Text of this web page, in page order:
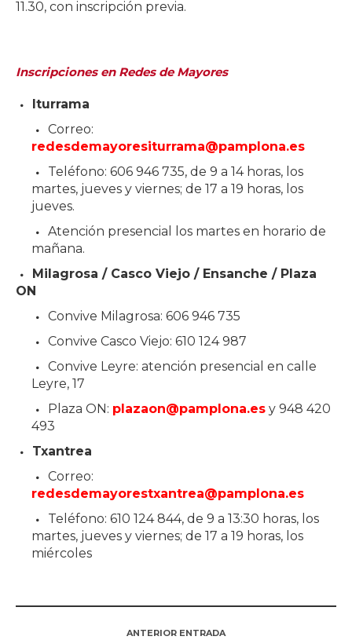
11.30, con inscripción previa.
Inscripciones en Redes de Mayores
Iturrama
Correo:
redesdemayoresiturrama@pamplona.es
Teléfono: 606 946 735, de 9 a 14 horas, los
martes, jueves y viernes; de 17 a 19 horas, los
jueves.
Atención presencial los martes en horario de
mañana.
Milagrosa / Casco Viejo / Ensanche / Plaza
ON
Convive Milagrosa: 606 946 735
Convive Casco Viejo: 610 124 987
Convive Leyre: atención presencial en calle
Leyre, 17
Plaza ON: plazaon@pamplona.es y 948 420
493
Txantrea
Correo:
redesdemayorestxantrea@pamplona.es
Teléfono: 610 124 844, de 9 a 13:30 horas, los
martes, jueves y viernes; de 17 a 19 horas, los
miércoles
ANTERIOR ENTRADA